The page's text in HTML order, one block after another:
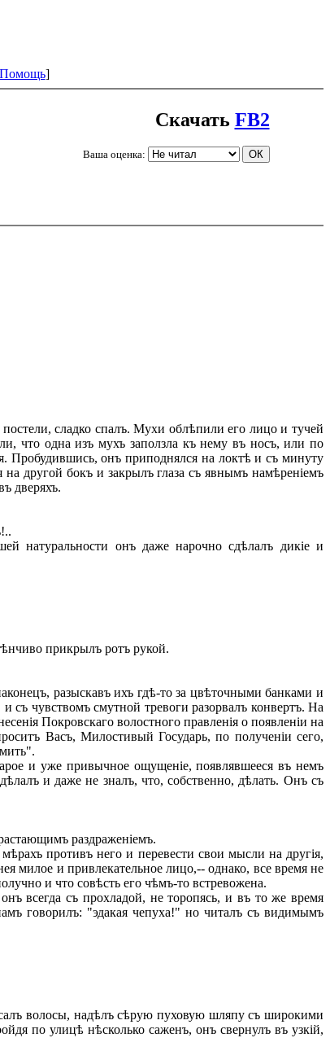
]
Скачать FB2
Ваша оценка:
сладко спалъ. Мухи облѣпили его лицо и тучей
что одна изъ мухъ заползла къ нему въ носъ, или по
Пробудившись, онъ приподнялся на локтѣ и съ минуту
другой бокъ и закрылъ глаза съ явнымъ намѣреніемъ
дверяхъ.
натуральности онъ даже нарочно сдѣлалъ дикіе и
прикрылъ ротъ рукой.
разыскавъ ихъ гдѣ-то за цвѣточными банками и
съ чувствомъ смутной тревоги разорвалъ конвертъ. На
Покровскаго волостного правленія о появленіи на
Васъ, Милостивый Государь, по полученіи сего,
и уже привычное ощущеніе, появлявшееся въ немъ
и даже не зналъ, что, собственно, дѣлать. Онъ съ
раздраженіемъ.
противъ него и перевести свои мысли на другія,
милое и привлекательное лицо,-- однако, все время не
и что совѣсть его чѣмъ-то встревожена.
всегда съ прохладой, не торопясь, и въ то же время
говорилъ: "эдакая чепуха!" но читалъ съ видимымъ
волосы, надѣлъ сѣрую пуховую шляпу съ широкими
по улицѣ нѣсколько саженъ, онъ свернулъ въ узкій,